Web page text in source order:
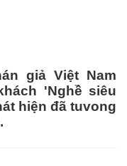
giả Việt Nam
'Nghề siêu
hiện đã tuvong